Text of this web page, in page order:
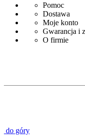
Pomoc
Dostawa
Moje konto
Gwarancja i
O firmie
do góry